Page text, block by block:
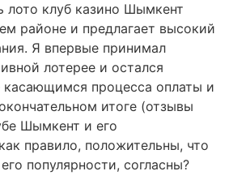
лото клуб казино Шымкент
районе и предлагает высокий
Я впервые принимал
лотерее и остался
процесса оплаты и
итоге (отзывы
Шымкент и его
правило, положительны, что
популярности, согласны?